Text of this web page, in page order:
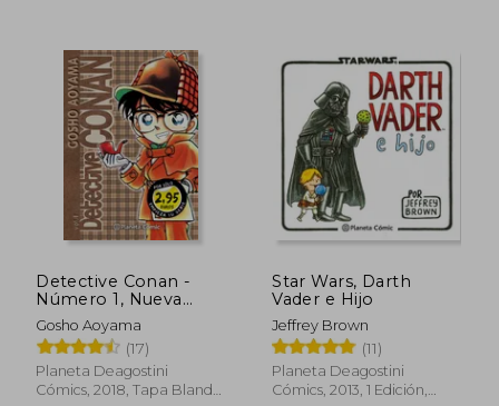
45%
dcto.
$ 114.42
$ 62.93
45%
dcto.
Detective Conan -
Número 1, Nueva
Edición Especial
(Manga Manía)
Gosho Aoyama
(17)
Planeta Deagostini
Cómics, 2018, Tapa Blanda,
Star Wars, Darth
Vader e Hijo
Jeffrey Brown
(11)
Planeta Deagostini
Cómics, 2013, 1 Edición,